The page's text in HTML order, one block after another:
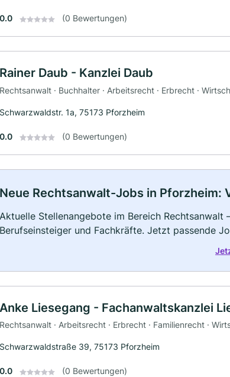
0.0 (0 Bewertungen)
Rainer Daub - Kanzlei Daub
Rechtsanwalt · Buchhalter · Arbeitsrecht · Erbrecht ·
Schwarzwaldstr. 1a, 75173 Pforzheim
0.0 (0 Bewertungen)
Neue Rechtsanwalt-Jobs in Pforzheim:
Aktuelle Stellenangebote im Bereich Rechtsanwalt
Berufseinsteiger und Fachkräfte. Jetzt passende
Anke Liesegang - Fachanwaltskanzlei
Rechtsanwalt · Arbeitsrecht · Erbrecht · Familienrecht ·
Schwarzwaldstraße 39, 75173 Pforzheim
0.0 (0 Bewertungen)